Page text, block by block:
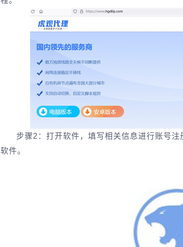
步骤2：打开软件，填写相关信息进行账号
软件。